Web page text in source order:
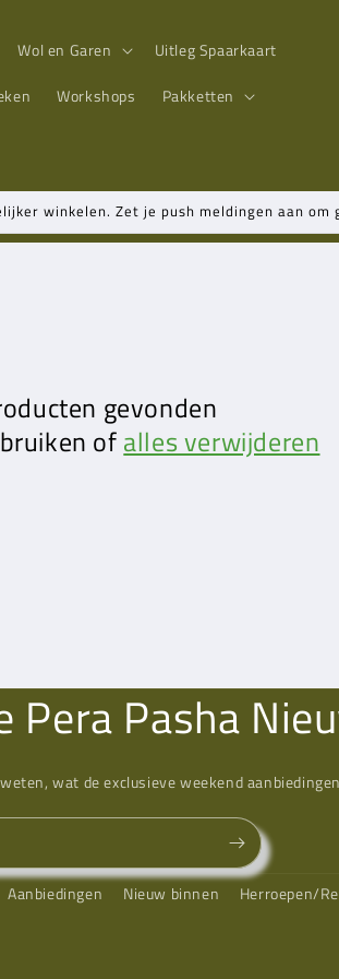
Wol en Garen
Uitleg Spaarkaart
Workshops
Pakketten
winkelen. Zet je push meldingen aan om
gevonden
ofalles verwijderen
Pera Pasha
wat de exclusieve weekend
Aanbiedingen Nieuw binnen Herroepen/